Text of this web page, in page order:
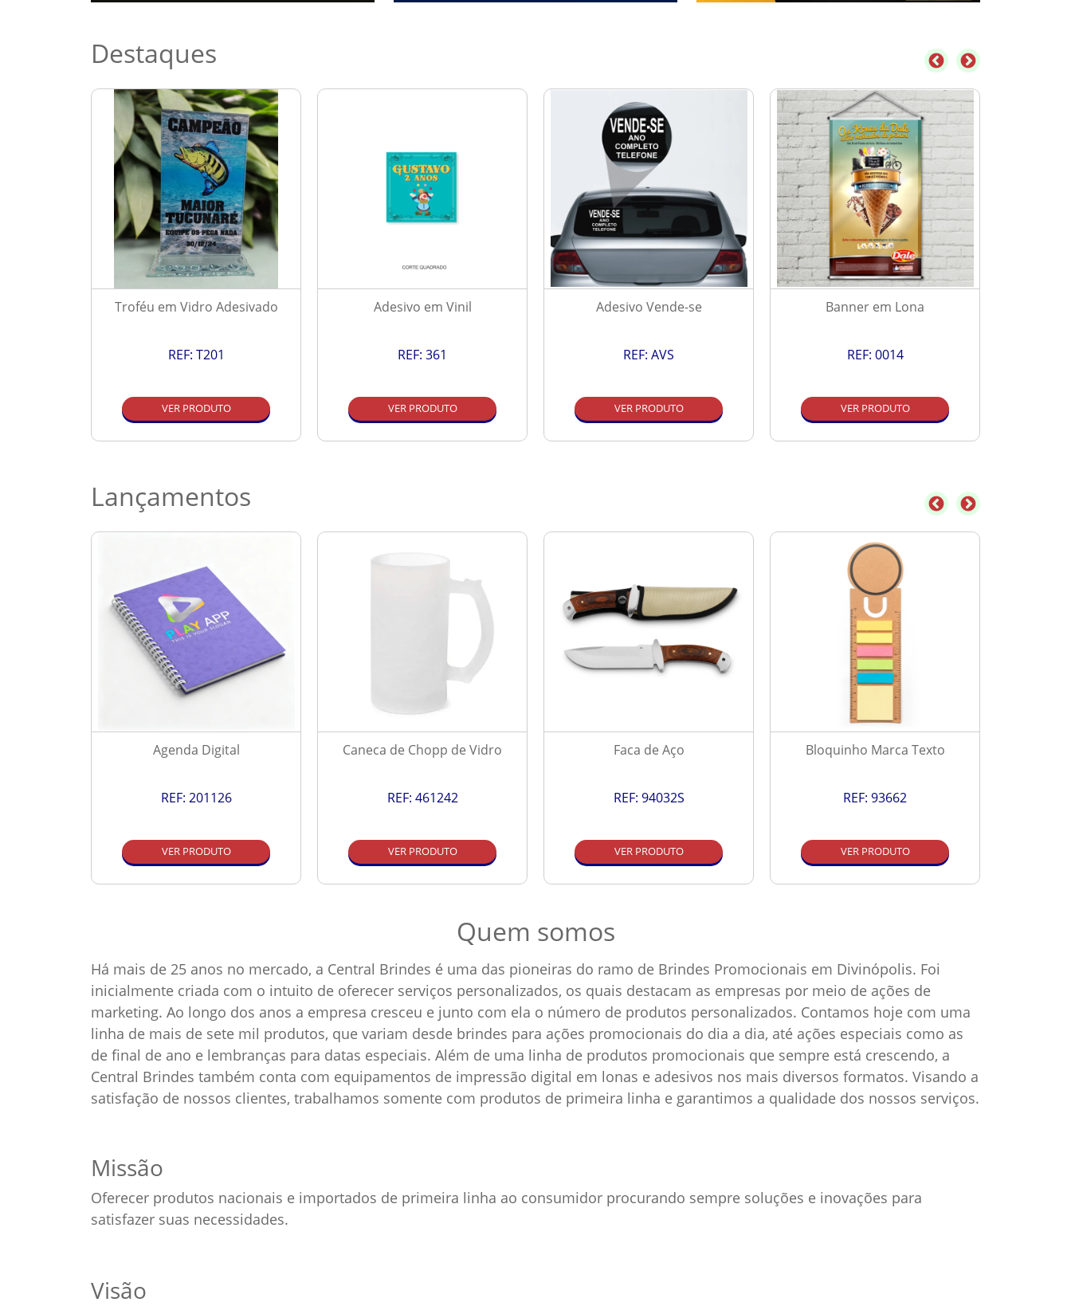
Destaques
Troféu em Vidro Adesivado
REF: T201
VER PRODUTO
Adesivo em Vinil
REF: 361
VER PRODUTO
Adesivo Vende-se
REF: AVS
VER PRODUTO
Banner em Lona
REF: 0014
VER PRODUTO
Lançamentos
Agenda Digital
REF: 201126
VER PRODUTO
Caneca de Chopp de Vidro
REF: 461242
VER PRODUTO
Faca de Aço
REF: 94032S
VER PRODUTO
Bloquinho Marca Texto
REF: 93662
VER PRODUTO
Quem somos
Há mais de 25 anos no mercado, a Central Brindes é uma das pioneiras do ramo de Brindes Promocionais em Divinópolis. Foi
inicialmente criada com o intuito de oferecer serviços personalizados, os quais destacam as empresas por meio de ações de
marketing. Ao longo dos anos a empresa cresceu e junto com ela o número de produtos personalizados. Contamos hoje com uma
linha de mais de sete mil produtos, que variam desde brindes para ações promocionais do dia a dia, até ações especiais como as
de final de ano e lembranças para datas especiais. Além de uma linha de produtos promocionais que sempre está crescendo, a
Central Brindes também conta com equipamentos de impressão digital em lonas e adesivos nos mais diversos formatos. Visando a
satisfação de nossos clientes, trabalhamos somente com produtos de primeira linha e garantimos a qualidade dos nossos serviços.
Missão
Oferecer produtos nacionais e importados de primeira linha ao consumidor procurando sempre soluções e inovações para
satisfazer suas necessidades.
Visão